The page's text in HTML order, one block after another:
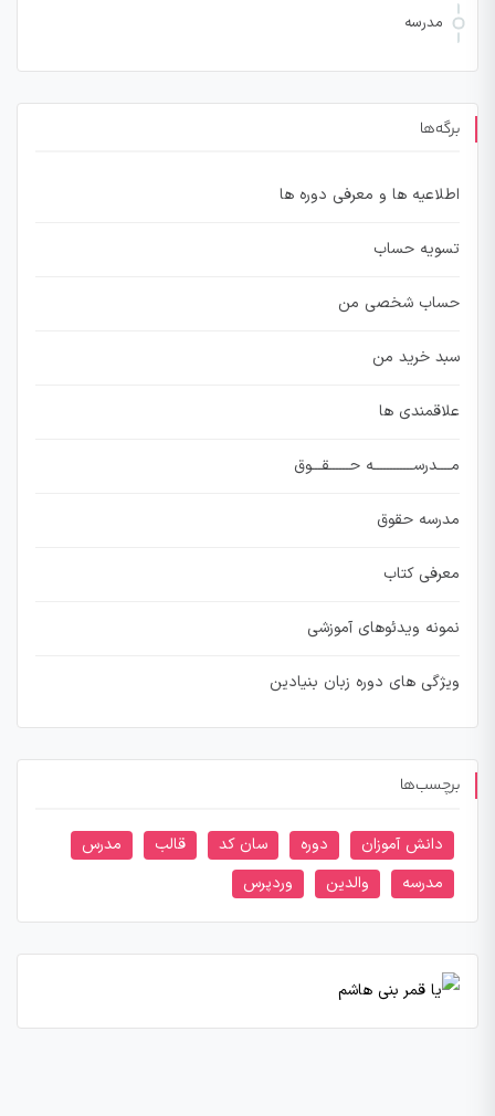
مدرسه
برگه‌ها
اطلاعیه ها و معرفی دوره ها
تسویه حساب
حساب شخصی من
سبد خرید من
علاقمندی ها
مــــدرســــــــــــه حــــــقـــوق
مدرسه حقوق
معرفی کتاب
نمونه ویدئوهای آموزشی
ویژگی های دوره زبان بنیادین
برچسب‌ها
دانش آموزان دوره سان کد قالب
مدرس
مدرسه
والدین وردپرس